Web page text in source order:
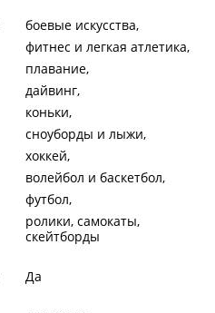
боевые искусства
фитнес и легкая атлетика
плавание
дайвинг
коньки
сноуборды и лыжи
хоккей
волейбол и баскетбол
футбол
ролики, самокаты,
скейтборды
Да